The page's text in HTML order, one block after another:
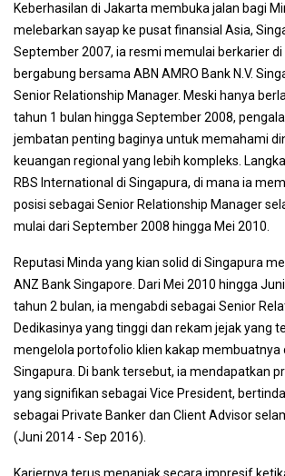
Keberhasilan di Jakarta membuka jalan bagi
melebarkan sayap ke pusat finansial Asia,
September 2007, ia resmi memulai berkarier
bergabung bersama ABN AMRO Bank N.V.
Senior Relationship Manager. Meski hanya
tahun 1 bulan hingga September 2008,
jembatan penting baginya untuk memahami
keuangan regional yang lebih kompleks.
RBS International di Singapura, di mana ia
posisi sebagai Senior Relationship Manager
mulai dari September 2008 hingga Mei 2010.
Reputasi Minda yang kian solid di Singapura
ANZ Bank Singapore. Dari Mei 2010 hingga
tahun 2 bulan, ia mengabdi sebagai Senior
Dedikasinya yang tinggi dan rekam jejak yang
mengelola portofolio klien kakap membuatnya
Singapura. Di bank tersebut, ia mendapatkan
yang signifikan sebagai Vice President,
sebagai Private Banker dan Client Advisor
(Juni 2014 - Sep 2016).